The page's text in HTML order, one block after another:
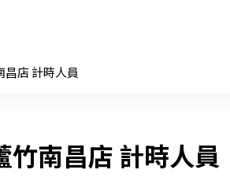
昌店 計時人員
竹南昌店 計時人員